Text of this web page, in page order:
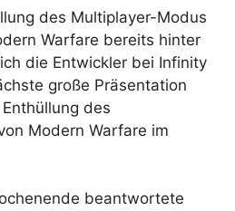
des Multiplayer-Modus
Warfare bereits hinter
die Entwickler bei Infinity
große Präsentation
des
Modern Warfare im
beantwortete